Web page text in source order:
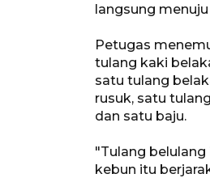
langsung
Petugas
tulang kaki
satu tulang
rusuk, satu
dan satu baju.
"Tulang
kebun itu